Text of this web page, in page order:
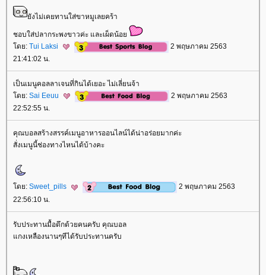
ังไม่เคยทานใส่ขาหมูเลยคร้า
ชอบใส่ปลากระพงขาวค่ะ และเผ็ดน้อ
ดย: Tui Laksi
2 พฤษภาคม 2563
21:41:02 น.
เป็นเมนูคอลลาเจนที่กินได้เยอะ ไม่เลี่ยนจ้า
ดย: Sai Eeuu
2 พฤษภาคม 2563
22:52:55 น.
คุณบอลสร้างสรรค์เมนูอาหารออนไลน์ได้น่าอร่อยมากค่ะ
สั่งเมนูนี้ช่องทางไหนได้บ้างคะ
ดย: Sweet_pills
2 พฤษภาคม 2563
22:56:10 น.
รับประทานมื้อดึกด้วยคนครับ คุณบอล
กงเหลืองนานๆทีได้รับประทานครับ